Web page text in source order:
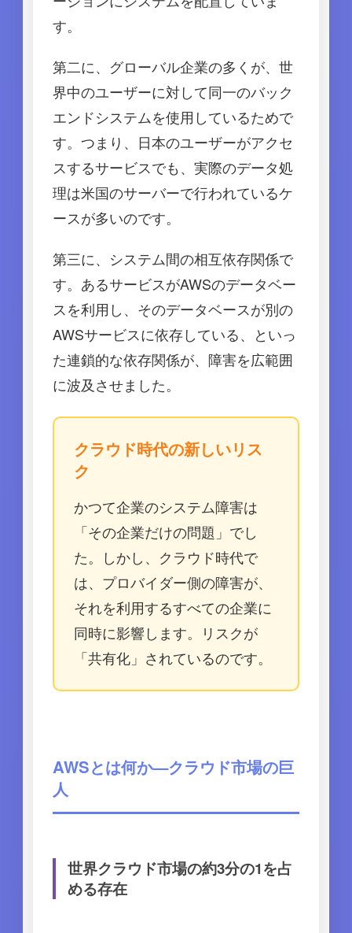
す。
第二に、グローバル企業の多くが、世
界中のユーザーに対して同一のバック
エンドシステムを使用しているためで
す。つまり、日本のユーザーがアクセ
スするサービスでも、実際のデータ処
理は米国のサーバーで行われているケ
ースが多いのです。
第三に、システム間の相互依存関係で
す。あるサービスがAWSのデータベー
スを利用し、そのデータベースが別の
AWSサービスに依存している、といっ
た連鎖的な依存関係が、障害を広範囲
に波及させました。
クラウド時代の新しいリス
ク
かつて企業のシステム障害は
「その企業だけの問題」でし
た。しかし、クラウド時代で
は、プロバイダー側の障害が、
それを利用するすべての企業に
同時に影響します。リスクが
「共有化」されているのです。
AWSとは何か—クラウド市場の巨
人
世界クラウド市場の約3分の1を占
める存在